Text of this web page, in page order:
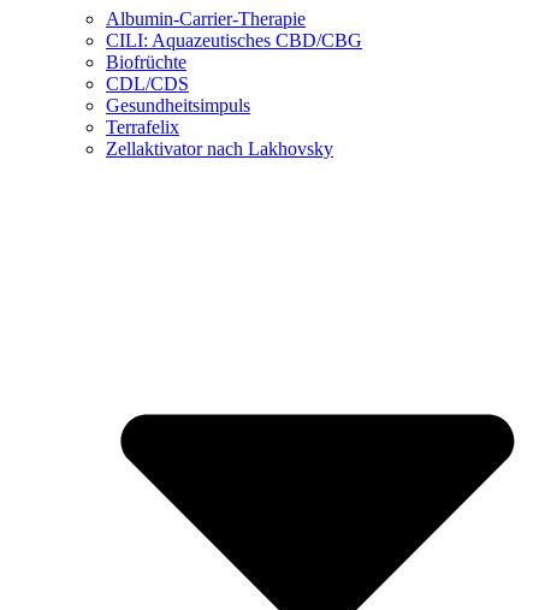
Albumin-Carrier-Therapie
CILI: Aquazeutisches CBD/CBG
Biofrüchte
CDL/CDS
Gesundheitsimpuls
Terrafelix
Zellaktivator nach Lakhovsky